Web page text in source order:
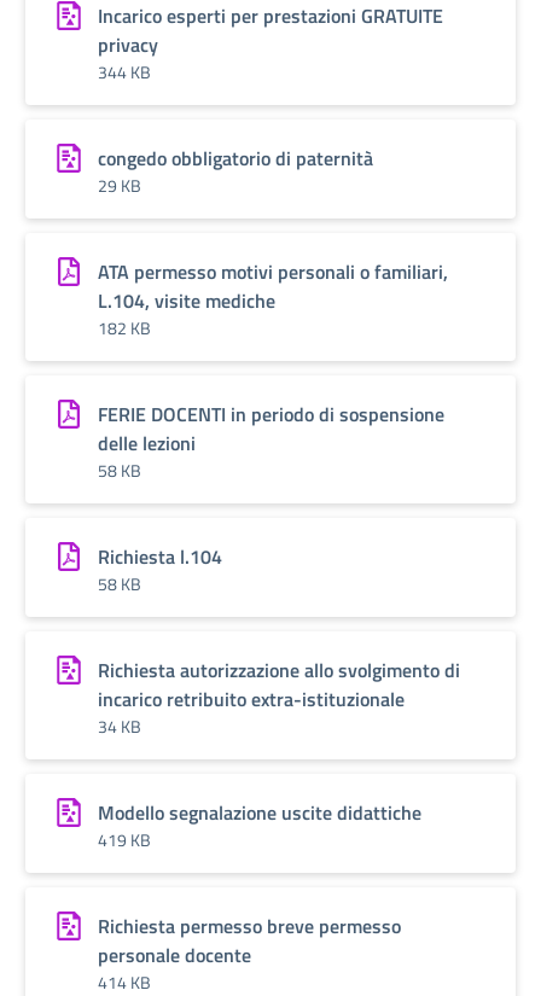
Incarico esperti per prestazioni GRATUITE
privacy
344 KB
congedo obbligatorio di paternità
29 KB
ATA permesso motivi personali o familiari,
L.104, visite mediche
182 KB
FERIE DOCENTI in periodo di sospensione
delle lezioni
58 KB
Richiesta l.104
58 KB
Richiesta autorizzazione allo svolgimento di
incarico retribuito extra-istituzionale
34 KB
Modello segnalazione uscite didattiche
419 KB
Richiesta permesso breve permesso
personale docente
414 KB